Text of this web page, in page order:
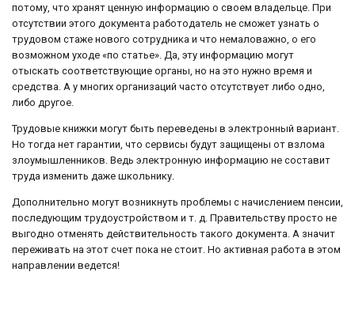
потому, что хранят ценную информацию о своем владельце. При
отсутствии этого документа работодатель не сможет узнать о
трудовом стаже нового сотрудника и что немаловажно, о его
возможном уходе «по статье». Да, эту информацию могут
отыскать соответствующие органы, но на это нужно время и
средства. А у многих организаций часто отсутствует либо одно,
либо другое.
Трудовые книжки могут быть переведены в электронный вариант.
Но тогда нет гарантии, что сервисы будут защищены от взлома
злоумышленников. Ведь электронную информацию не составит
труда изменить даже школьнику.
Дополнительно могут возникнуть проблемы с начислением пенсии,
последующим трудоустройством и т. д. Правительству просто не
выгодно отменять действительность такого документа. А значит
переживать на этот счет пока не стоит. Но активная работа в этом
направлении ведется!